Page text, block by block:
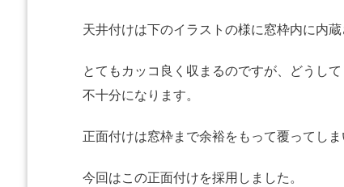
天井付けは下のイラストの様に窓枠内に内蔵
とてもカッコ良く収まるのですが、どうし
不十分になります。
正面付けは窓枠まで余裕をもって覆ってしま
今回はこの正面付けを採用しました。